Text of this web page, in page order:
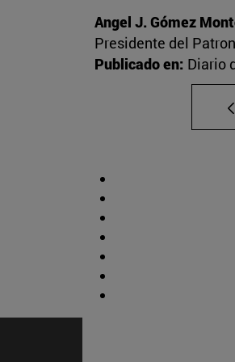
Angel J. Gómez
Presidente del
Publicado en: Diario